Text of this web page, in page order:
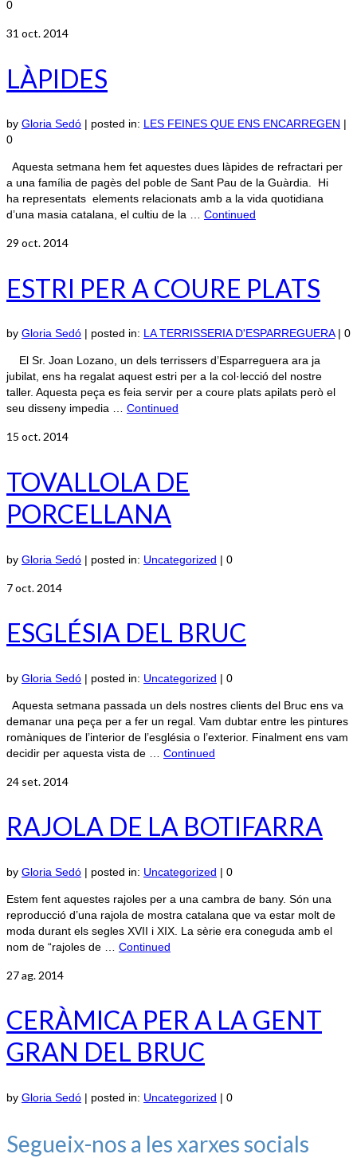
0
31 oct. 2014
LÀPIDES
by Gloria Sedó | posted in: LES FEINES QUE ENS ENCARREGEN |
0
Aquesta setmana hem fet aquestes dues làpides de refractari per
a una família de pagès del poble de Sant Pau de la Guàrdia. Hi
ha representats elements relacionats amb a la vida quotidiana
d’una masia catalana, el cultiu de la … Continued
29 oct. 2014
ESTRI PER A COURE PLATS
by Gloria Sedó | posted in: LA TERRISSERIA D'ESPARREGUERA | 0
El Sr. Joan Lozano, un dels terrissers d’Esparreguera ara ja
jubilat, ens ha regalat aquest estri per a la col·lecció del nostre
taller. Aquesta peça es feia servir per a coure plats apilats però el
seu disseny impedia … Continued
15 oct. 2014
TOVALLOLA DE
PORCELLANA
by Gloria Sedó | posted in: Uncategorized | 0
7oct. 2014
ESGLÉSIA DEL BRUC
by Gloria Sedó | posted in: Uncategorized | 0
Aquesta setmana passada un dels nostres clients del Bruc ens va
demanar una peça per a fer un regal. Vam dubtar entre les pintures
romàniques de l’interior de l’església o l’exterior. Finalment ens vam
decidir per aquesta vista de … Continued
24 set. 2014
RAJOLA DE LA BOTIFARRA
by Gloria Sedó | posted in: Uncategorized | 0
Estem fent aquestes rajoles per a una cambra de bany. Són una
reproducció d’una rajola de mostra catalana que va estar molt de
moda durant els segles XVII i XIX. La sèrie era coneguda amb el
nom de “rajoles de … Continued
27ag. 2014
CERÀMICA PER A LA GENT
GRAN DEL BRUC
by Gloria Sedó | posted in: Uncategorized | 0
Segueix-nos a les xarxes socials